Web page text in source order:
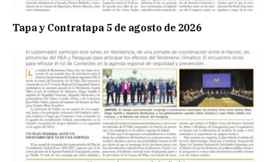
Tapa y Contratapa 5 de agosto de 2026